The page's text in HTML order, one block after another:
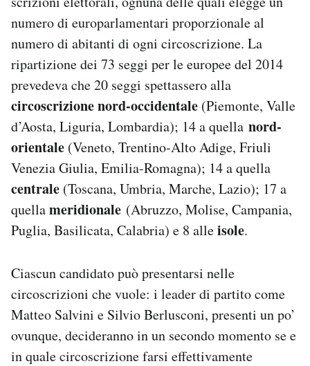
numero di europarlamentari proporzionale al
numero di abitanti di ogni circoscrizione. La
ripartizione dei 73 seggi per le europee del 2014
prevedeva che 20 seggi spettassero alla
circoscrizione nord-occidentale (Piemonte, Valle
d’Aosta, Liguria, Lombardia); 14 a quella nord-
orientale (Veneto, Trentino-Alto Adige, Friuli
Venezia Giulia, Emilia-Romagna); 14 a quella
centrale (Toscana, Umbria, Marche, Lazio); 17 a
quellameridionale (Abruzzo, Molise, Campania,
Puglia, Basilicata, Calabria) e 8 alleisole.
Ciascun candidato può presentarsi nelle
circoscrizioni che vuole: i leader di partito come
Matteo Salvini e Silvio Berlusconi, presenti un po’
ovunque, decideranno in un secondo momento se e
in quale circoscrizione farsi effettivamente